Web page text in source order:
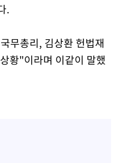
.
무총리, 김상환 헌법재
황"이라며 이같이 말했